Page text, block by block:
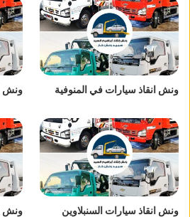
ونش انقاذ سيارات في المنوفية ونش
ونش انقاذ سيارات السنبلاوين ونش